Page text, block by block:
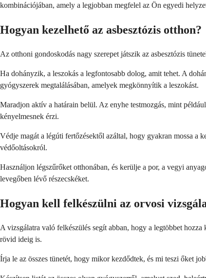
kombinációjában, amely a legjobban megfelel az Ön egyedi
Hogyan kezelhető az asbesztózis otthon?
Az otthoni gondoskodás nagy szerepet játszik az asbesztózis
Ha dohányzik, a leszokás a legfontosabb dolog, amit tehet. A
gyógyszerek megtalálásában, amelyek megkönnyítik a leszokást.
Maradjon aktív a határain belül. Az enyhe testmozgás, mint
kényelmesnek érzi.
Védje magát a légúti fertőzésektől azáltal, hogy gyakran mossa a
védőoltásokról.
Használjon légszűrőket otthonában, és kerülje a por, a vegyi
levegőben lévő részecskéket.
Hogyan kell felkészülni az orvosi
A vizsgálatra való felkészülés segít abban, hogy a legtöbbet
rövid ideig is.
Írja le az összes tünetét, hogy mikor kezdődtek, és mi teszi őket